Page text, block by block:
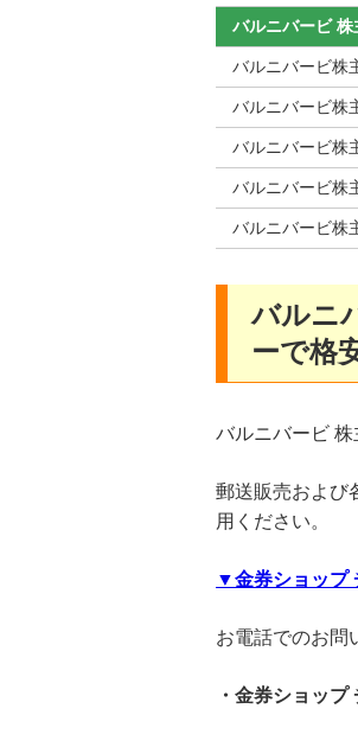
バルニバービ
バルニバービ株
バルニバービ株
バルニバービ株
バルニバービ株
バルニバービ株
バルニ
ーで格
バルニバービ
郵送販売および
用ください。
▼金券ショップ
お電話でのお問
・金券ショッ